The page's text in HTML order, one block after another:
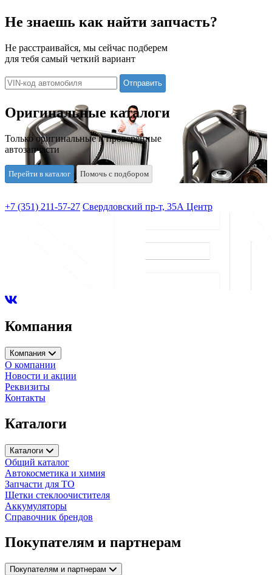
Не знаешь как найти запчасть?
Не расстраивайся, мы сейчас подберем
для тебя самый четкий вариант
Оригинальные каталоги
Только оригинальные и проверенные
автозапчасти
Перейти в каталог Помочь с подбором
+7 (351) 211-57-27 Свердловский пр-т, 35А Центр
Компания
Компания
О компании
Новости и акции
Реквизиты
Контакты
Каталоги
Каталоги
Общий каталог
Автокосметика и химия
Запчасти для ТО
Щетки стеклоочистителя
Аккумуляторы
Справочник брендов
Покупателям и партнерам
Покупателям и партнерам